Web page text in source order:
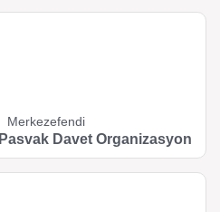
Merkezefendi
Pasvak Davet Organizasyon